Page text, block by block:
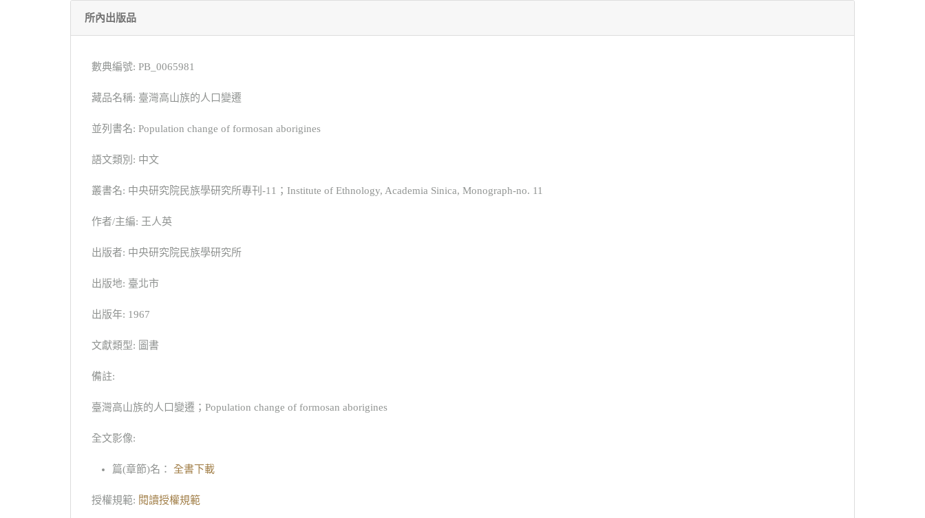
所內出版品
數典編號: PB_0065981
藏品名稱: 臺灣高山族的人口變遷
並列書名: Population change of formosan aborigines
語文類別: 中文
叢書名: 中央研究院民族學研究所專刊-11；Institute of Ethnology, Academia Sinica, Monograph-no. 11
作者/主編: 王人英
出版者: 中央研究院民族學研究所
出版地: 臺北市
出版年: 1967
文獻類型: 圖書
備註:
臺灣高山族的人口變遷；Population change of formosan aborigines
全文影像:
篇(章節)名： 全書下載
授權規範: 閱讀授權規範